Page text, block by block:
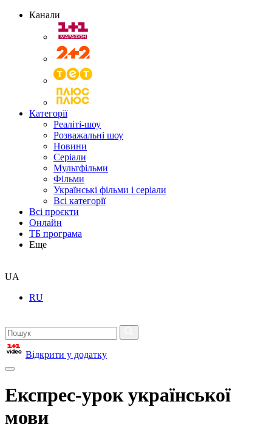
Канали
Категорії
Реаліті-шоу
Розважальні шоу
Новини
Серіали
Мультфільми
Фільми
Українські фільми і серіали
Всі категорії
Всі проєкти
Онлайн
ТБ програма
Еще
UA
RU
Відкрити у додатку
Експрес-урок української
мови